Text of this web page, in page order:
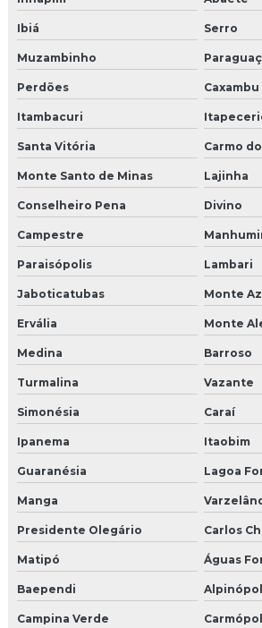
Ibiá Serro
Muzambinho
Perdões Caxambu
Itambacuri
Santa Vitória Carmo
Monte Santo de Minas Lajinha
Conselheiro Pena Divino
Campestre
Paraisópolis Lambari
Jaboticatubas Monte
Ervália Monte
Medina Barroso
Turmalina Vazante
Simonésia Caraí
Ipanema Itaobim
Guaranésia Lagoa
Manga
Presidente Olegário Carlos
Matipó Águas
Baependi
Campina Verde